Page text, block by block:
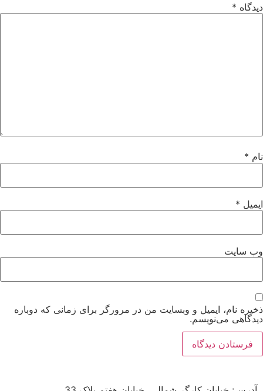
دیدگاه *
نام *
ایمیل *
وب‌ سایت
ذخیره نام، ایمیل و وبسایت من در مرورگر برای زمانی که دوباره
دیدگاهی می‌نویسم.